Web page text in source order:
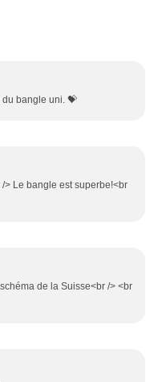
bangle uni. 💝
> Le bangle est superbe!<br
de la Suisse<br /> <br